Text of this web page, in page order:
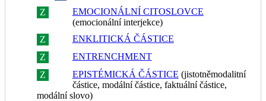
Z
EMOCIONÁLNÍ CITOSLOVCE
(emocionální interjekce)
Z
ENKLITICKÁ ČÁSTICE
Z
ENTRENCHMENT
Z
EPISTÉMICKÁ ČÁSTICE (jistotněmodalitní
částice, modální částice, faktuální částice,
modální slovo)